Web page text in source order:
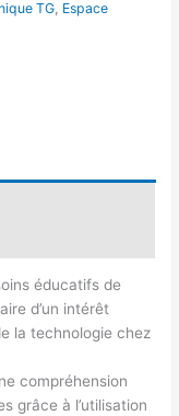
TG Espace
éducatifs de
d’un intérêt
la technologie chez
compréhension
grâce à l’utilisation